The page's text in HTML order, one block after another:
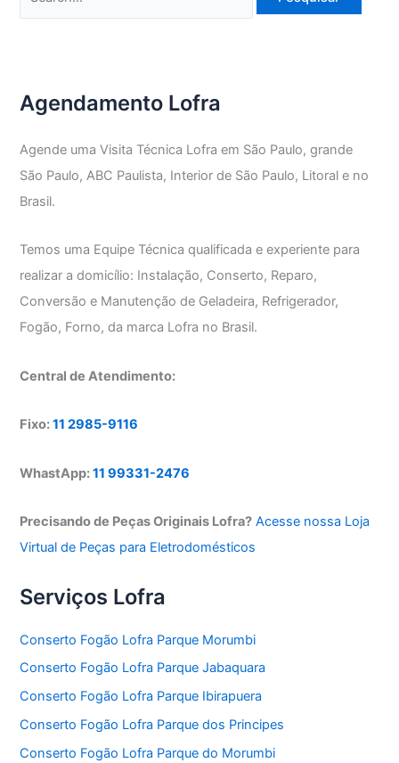
por:
Agendamento Lofra
Agende uma Visita Técnica Lofra em São Paulo, grande
São Paulo, ABC Paulista, Interior de São Paulo, Litoral e no
Brasil.
Temos uma Equipe Técnica qualificada e experiente para
realizar a domicílio: Instalação, Conserto, Reparo,
Conversão e Manutenção de Geladeira, Refrigerador,
Fogão, Forno, da marca Lofra no Brasil.
Central de Atendimento:
Fixo:11 2985-9116
WhastApp:11 99331-2476
Precisando de Peças Originais Lofra? Acesse nossa Loja
Virtual de Peças para Eletrodomésticos
Serviços Lofra
Conserto Fogão Lofra Parque Morumbi
Conserto Fogão Lofra Parque Jabaquara
Conserto Fogão Lofra Parque Ibirapuera
Conserto Fogão Lofra Parque dos Principes
Conserto Fogão Lofra Parque do Morumbi